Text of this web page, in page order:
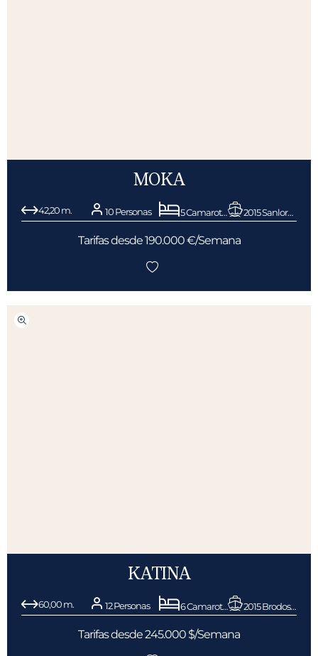
MOKA
42,20 m. 10 Personas 5 Camarotes 2015 Sanlorenzo
Tarifas desde 190.000 €/Semana
KATINA
60,00 m. 12 Personas 6 Camarotes 2015 Brodosplit BSO d.o.o.
Tarifas desde 245.000 $/Semana